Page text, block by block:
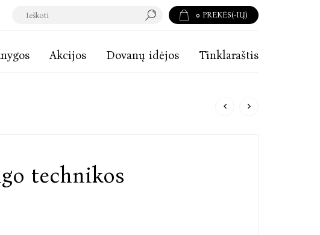
0 PREKĖS(-IŲ)
Akcijos Dovanų idėjos Tinklaraštis
technikos